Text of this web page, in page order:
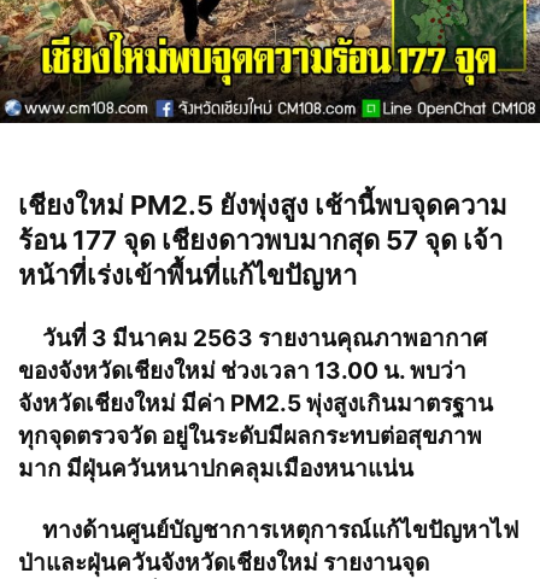
เชียงใหม่ PM2.5 ยังพุ่งสูง เช้านี้พบจุดความ
ร้อน 177 จุด เชียงดาวพบมากสุด 57 จุด เจ้า
หน้าที่เร่งเข้าพื้นที่แก้ไขปัญหา
วันที่ 3 มีนาคม 2563 รายงานคุณภาพอากาศ
ของจังหวัดเชียงใหม่ ช่วงเวลา 13.00 น. พบว่า
จังหวัดเชียงใหม่ มีค่า PM2.5 พุ่งสูงเกินมาตรฐาน
ทุกจุดตรวจวัด อยู่ในระดับมีผลกระทบต่อสุขภาพ
มาก มีฝุ่นควันหนาปกคลุมเมืองหนาแน่น
ทางด้านศูนย์บัญชาการเหตุการณ์แก้ไขปัญหาไฟ
ป่าและฝุ่นควันจังหวัดเชียงใหม่ รายงานจุด